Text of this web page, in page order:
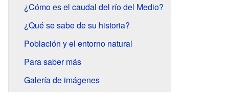
¿Cómo es el caudal del río del Medio?
¿Qué se sabe de su historia?
Población y el entorno natural
Para saber más
Galería de imágenes